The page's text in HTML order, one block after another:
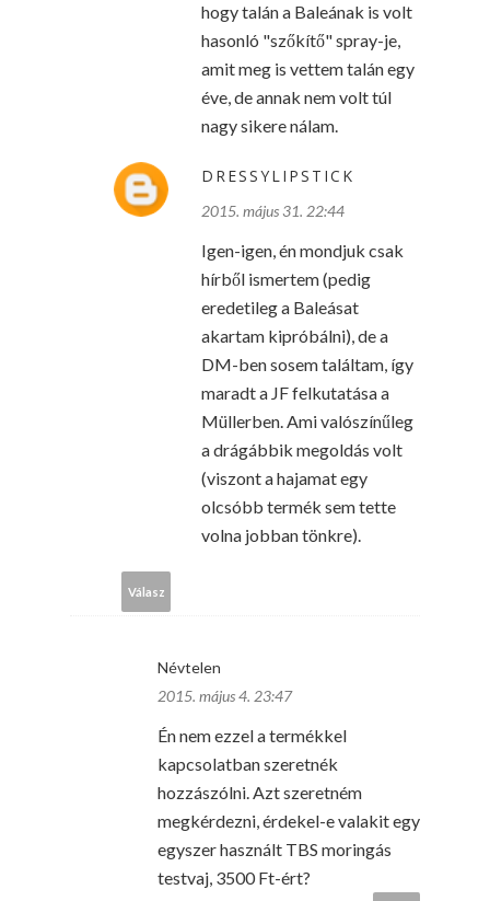
hogy talán a Baleának is volt
hasonló "szőkítő" spray-je,
amit meg is vettem talán egy
éve, de annak nem volt túl
nagy sikere nálam.
DRESSYLIPSTICK
2015. május 31. 22:44
Igen-igen, én mondjuk csak
hírből ismertem (pedig
eredetileg a Baleásat
akartam kipróbálni), de a
DM-ben sosem találtam, így
maradt a JF felkutatása a
Müllerben. Ami valószínűleg
a drágábbik megoldás volt
(viszont a hajamat egy
olcsóbb termék sem tette
volna jobban tönkre).
Válasz
Névtelen
2015. május 4. 23:47
Én nem ezzel a termékkel
kapcsolatban szeretnék
hozzászólni. Azt szeretném
megkérdezni, érdekel-e valakit egy
egyszer használt TBS moringás
testvaj, 3500 Ft-ért?